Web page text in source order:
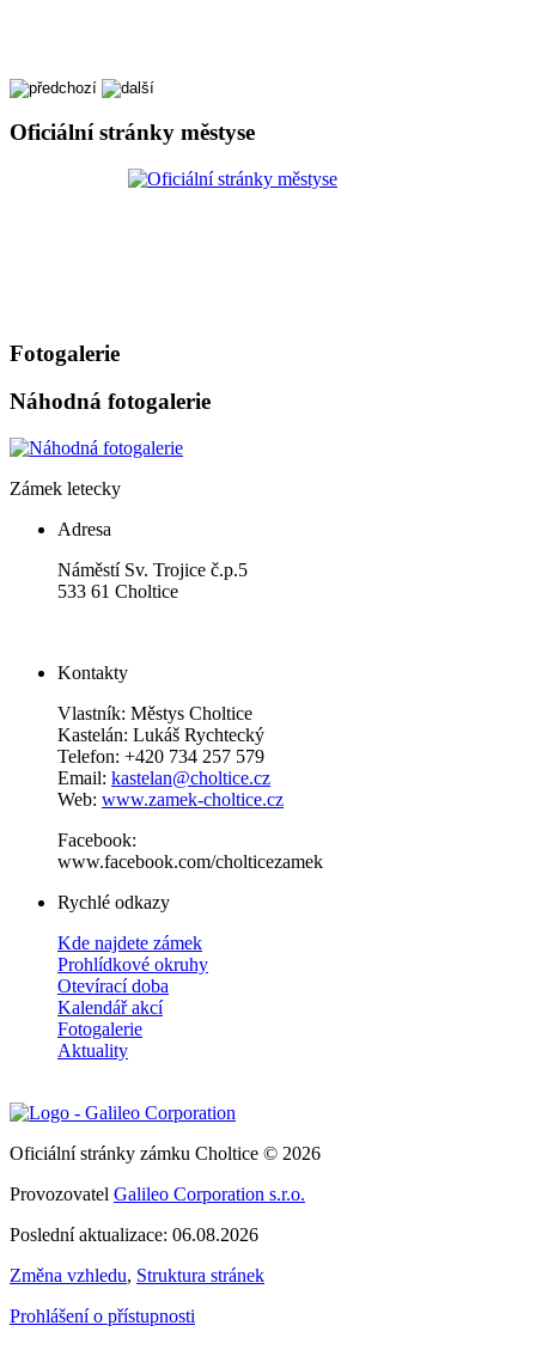
Oficiální stránky městyse
Fotogalerie
Náhodná fotogalerie
Zámek letecky
Adresa
Náměstí Sv. Trojice č.p.5
533 61 Choltice
Kontakty
Vlastník: Městys Choltice
Kastelán: Lukáš Rychtecký
Telefon: +420 734 257 579
Email: kastelan@choltice.cz
Web: www.zamek-choltice.cz
Facebook:
www.facebook.com/cholticezamek
Rychlé odkazy
Kde najdete zámek
Prohlídkové okruhy
Otevírací doba
Kalendář akcí
Fotogalerie
Aktuality
Oficiální stránky zámku Choltice © 2026
Provozovatel Galileo Corporation s.r.o.
Poslední aktualizace: 06.08.2026
Změna vzhledu, Struktura stránek
Prohlášení o přístupnosti